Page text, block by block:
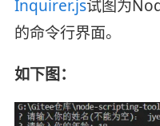
Inquirer.js试图为
的命令行界面。
如下图：